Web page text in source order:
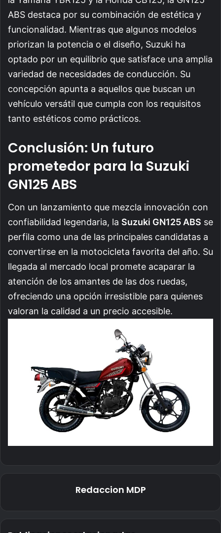
ABS destaca por su combinación de estética y
funcionalidad. Mientras que algunos modelos
priorizan la potencia o el diseño, Suzuki ha
optado por un equilibrio que satisface una amplia
variedad de necesidades de conducción. Su
concepción apunta a aquellos que buscan un
vehículo versátil que cumpla con los requisitos
tanto estéticos como prácticos.
Conclusión: Un futuro
prometedor para la Suzuki
GN125 ABS
Con un lanzamiento que mezcla innovación con
confiabilidad legendaria, la Suzuki GN125 ABS se
perfila como una de las principales candidatas a
convertirse en la motocicleta favorita del año. Su
llegada al mercado local promete acaparar la
atención de los amantes de las dos ruedas,
ofreciendo una opción irresistible para quienes
valoran la calidad a un precio accesible.
Redaccion MDP